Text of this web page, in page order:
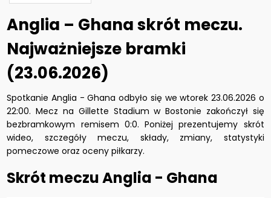
Anglia – Ghana skrót meczu.
Najważniejsze bramki
(23.06.2026)
Spotkanie Anglia - Ghana odbyło się we wtorek 23.06.2026 o
22:00. Mecz na Gillette Stadium w Bostonie zakończył się
bezbramkowym remisem 0:0. Poniżej prezentujemy skrót
wideo, szczegóły meczu, składy, zmiany, statystyki
pomeczowe oraz oceny piłkarzy.
Skrót meczu Anglia - Ghana